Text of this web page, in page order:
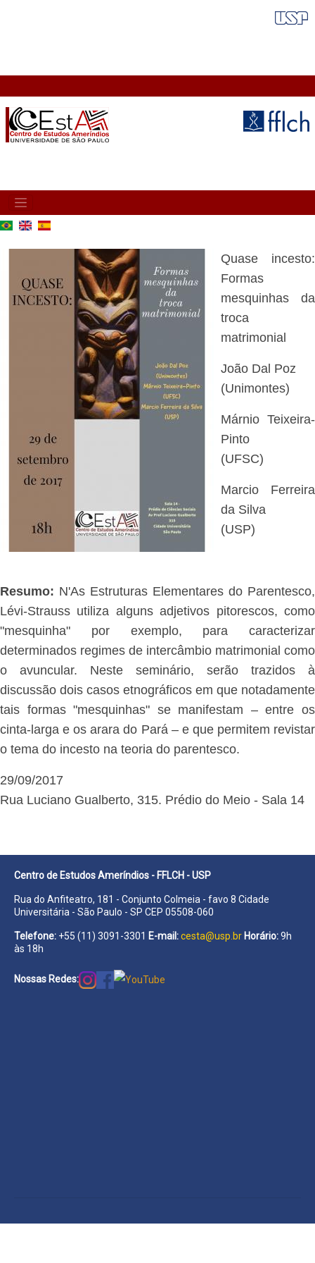
MAIN
NAVIGATION
Quase incesto:
Formas
mesquinhas da
troca
matrimonial
João Dal Poz
(Unimontes)
Márnio Teixeira-
Pinto
(UFSC)
Marcio Ferreira
da Silva
(USP)
Resumo: N'As Estruturas Elementares do Parentesco,
Lévi-Strauss utiliza alguns adjetivos pitorescos, como
"mesquinha" por exemplo, para caracterizar
determinados regimes de intercâmbio matrimonial como
o avuncular. Neste seminário, serão trazidos à
discussão dois casos etnográficos em que notadamente
tais formas "mesquinhas" se manifestam – entre os
cinta-larga e os arara do Pará – e que permitem revistar
o tema do incesto na teoria do parentesco.
29/09/2017
Rua Luciano Gualberto, 315. Prédio do Meio - Sala 14
Centro de Estudos Ameríndios - FFLCH - USP
Rua do Anfiteatro, 181 - Conjunto Colmeia - favo 8 Cidade
Universitária - São Paulo - SP CEP 05508-060
Telefone: +55 (11) 3091-3301 E-mail:cesta@usp.br Horário:9h
às 18h
Nossas Redes: